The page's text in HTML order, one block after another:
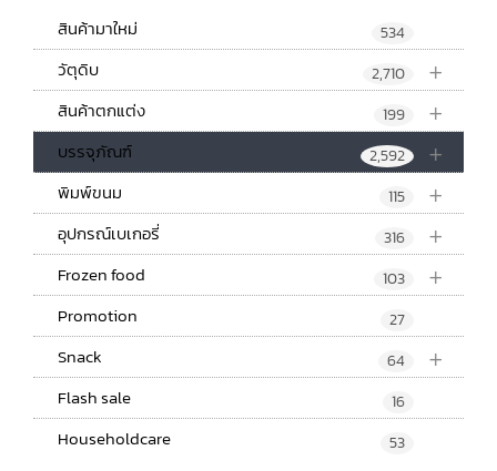
สินค้ามาใหม่ 534
+
วัตุดิบ 2,710
+
สินค้าตกแต่ง 199
+
บรรจุภัณฑ์ 2,592
+
พิมพ์ขนม 115
+
อุปกรณ์เบเกอรี่ 316
+
Frozen food 103
Promotion 27
+
Snack 64
Flash sale 16
Householdcare 53